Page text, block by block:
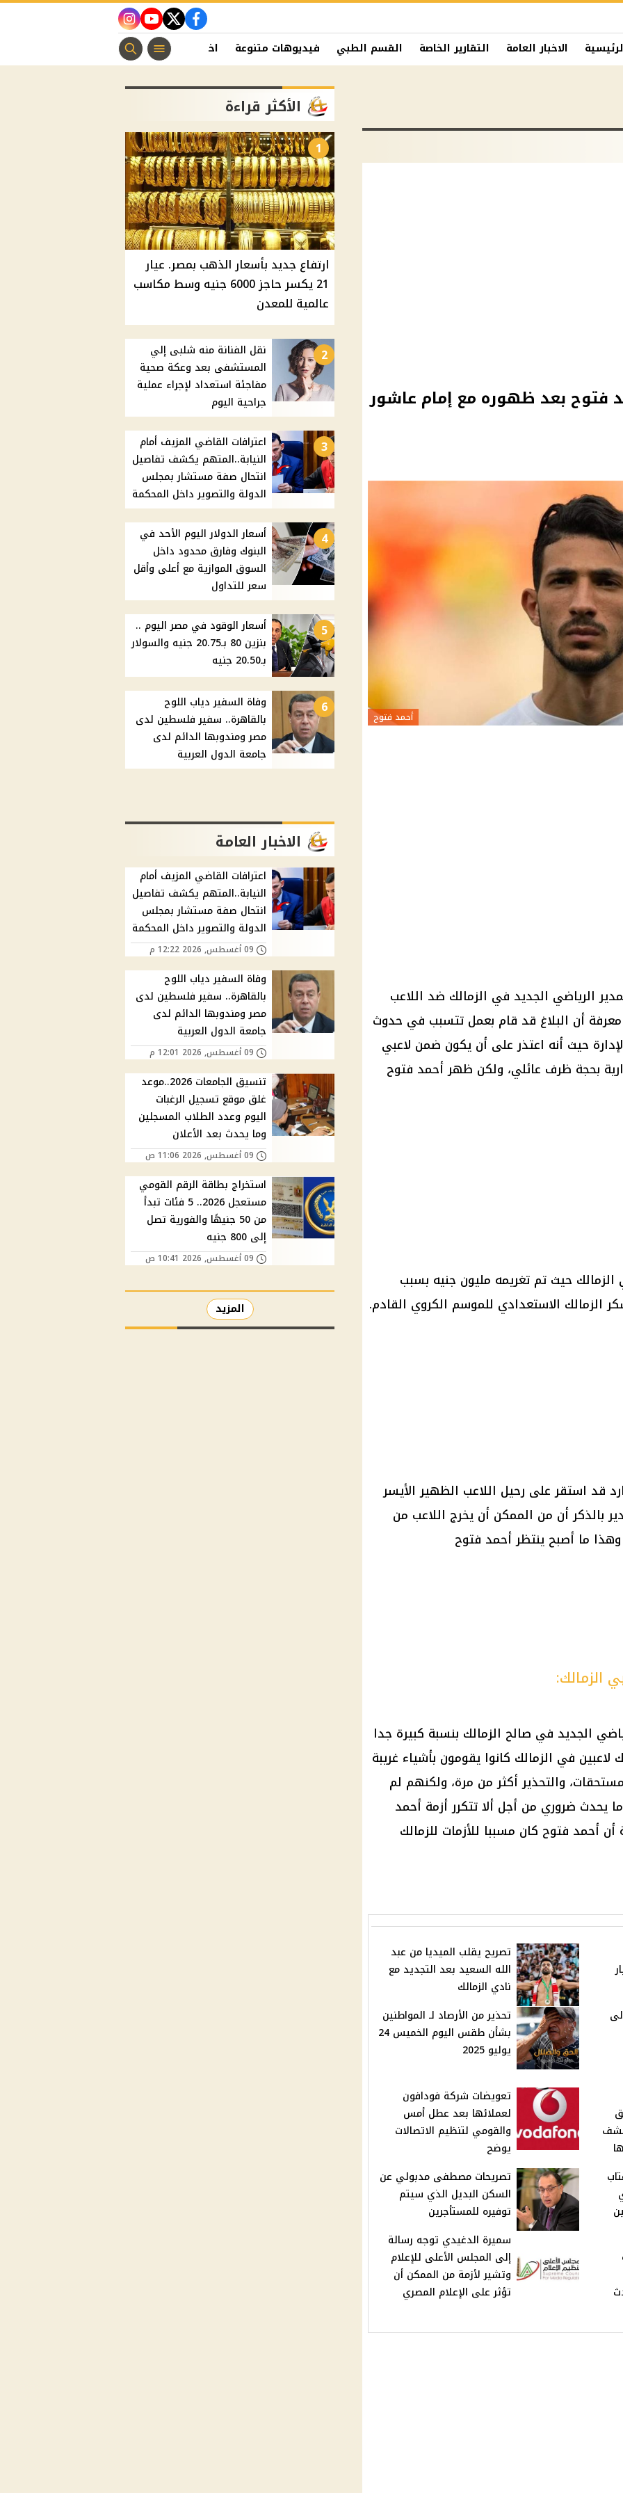
facebook
twitter
youtube
instagram
الاخبار العامة التقارير الخاصة القسم الطبي فيديوهات متنوعة اخبار الفن منوعات مسيحية
فتوح بعد ظهوره مع إمام عاشور
أحمد فتوح
الرياضي الجديد في الزمالك ضد اللاعب
أن البلاغ قد قام بعمل تتسبب في حدوث
حيث أنه اعتذر على أن يكون ضمن لاعبي
بحجة ظرف عائلي، ولكن ظهر أحمد فتوح
حيث تم تغريمه مليون جنيه بسبب
الزمالك الاستعدادي للموسم الكروي القادم.
قد استقر على رحيل اللاعب الظهير الأيسر
بالذكر أن من الممكن أن يخرج اللاعب من
وهذا ما أصبح ينتظر أحمد فتوح
الزمالك:
الجديد في صالح الزمالك بنسبة كبيرة جدا
في الزمالك كانوا يقومون بأشياء غريبة
والتحذير أكثر من مرة، ولكنهم لم
يحدث ضروري من أجل ألا تتكرر أزمة أحمد
أحمد فتوح كان مسببا للأزمات للزمالك
تصريح يقلب الميديا من عبد
الله السعيد بعد التجديد مع
نادي الزمالك
تحذير من الأرصاد لـ المواطنين
بشأن طقس اليوم الخميس 24
يوليو 2025
تعويضات شركة فودافون
لعملائها بعد عطل أمس
والقومي لتنظيم الاتصالات
يوضح
تصريحات مصطفى مدبولي عن
السكن البديل الذي سيتم
توفيره للمستأجرين
سميرة الدغيدي توجه رسالة
إلى المجلس الأعلى للإعلام
وتشير لأزمة من الممكن أن
تؤثر على الإعلام المصري
الأكثر قراءة
1
ارتفاع جديد بأسعار الذهب بمصر. عيار
21 يكسر حاجز 6000 جنيه وسط مكاسب
عالمية للمعدن
2
نقل الفنانة منه شلبى إلي
المستشفى بعد وعكة صحية
مفاجئة استعداد لإجراء عملية
جراحية اليوم
3
اعترافات القاضي المزيف أمام
النيابة..المتهم يكشف تفاصيل
انتحال صفة مستشار بمجلس
الدولة والتصوير داخل المحكمة
4
أسعار الدولار اليوم الأحد في
البنوك وفارق محدود داخل
السوق الموازية مع أعلى وأقل
سعر للتداول
5
أسعار الوقود في مصر اليوم ..
بنزين 80 بـ20.75 جنيه والسولار
بـ20.50 جنيه
6
وفاة السفير دياب اللوح
بالقاهرة.. سفير فلسطين لدى
مصر ومندوبها الدائم لدى
جامعة الدول العربية
الاخبار العامة
اعترافات القاضي المزيف أمام
النيابة..المتهم يكشف تفاصيل
انتحال صفة مستشار بمجلس
الدولة والتصوير داخل المحكمة
09 أغسطس, 2026 12:22 م
وفاة السفير دياب اللوح
بالقاهرة.. سفير فلسطين لدى
مصر ومندوبها الدائم لدى
جامعة الدول العربية
09 أغسطس, 2026 12:01 م
تنسيق الجامعات 2026..موعد
غلق موقع تسجيل الرغبات
اليوم وعدد الطلاب المسجلين
وما يحدث بعد الأعلان
09 أغسطس, 2026 11:06 ص
استخراج بطاقة الرقم القومي
مستعجل 2026.. 5 فئات تبدأ
من 50 جنيهًا والفورية تصل
إلى 800 جنيه
09 أغسطس, 2026 10:41 ص
المزيد